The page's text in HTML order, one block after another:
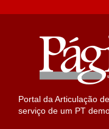
Portal da Articulação
serviço de um PT